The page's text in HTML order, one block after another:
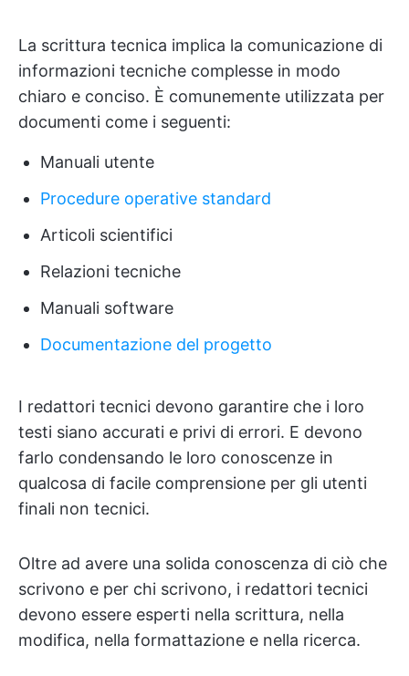
La scrittura tecnica implica la comunicazione di
informazioni tecniche complesse in modo
chiaro e conciso. È comunemente utilizzata per
documenti come i seguenti:
Manuali utente
Procedure operative standard
Articoli scientifici
Relazioni tecniche
Manuali software
Documentazione del progetto
I redattori tecnici devono garantire che i loro
testi siano accurati e privi di errori. E devono
farlo condensando le loro conoscenze in
qualcosa di facile comprensione per gli utenti
finali non tecnici.
Oltre ad avere una solida conoscenza di ciò che
scrivono e per chi scrivono, i redattori tecnici
devono essere esperti nella scrittura, nella
modifica, nella formattazione e nella ricerca.